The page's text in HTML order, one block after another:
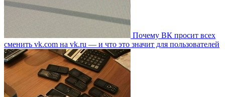
Почему ВК просит всех
сменить vk.com на vk.ru — и что это значит для пользователей